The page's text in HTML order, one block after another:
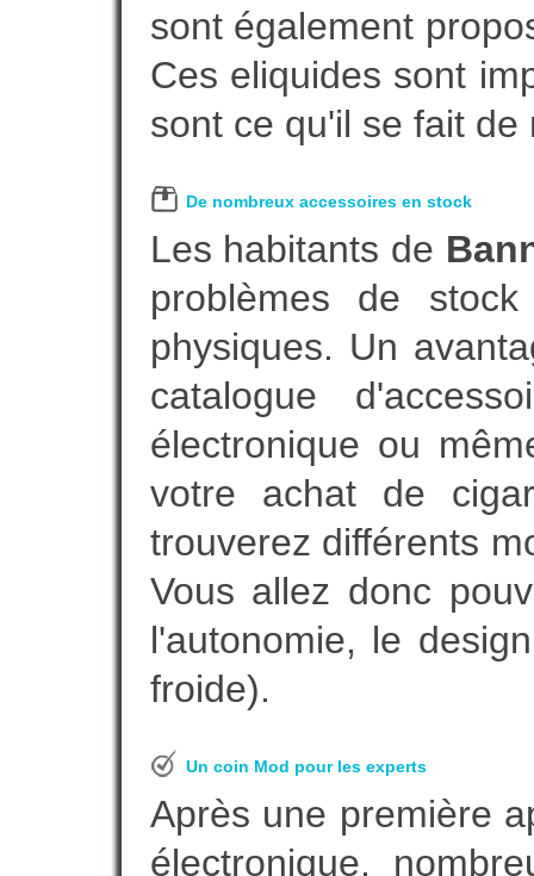
sont également
Ces eliquides sont
sont ce qu'il se fait
De nombreux accessoires en stock
Les habitants de
problèmes de
physiques. Un
catalogue
électronique ou
votre achat de
trouverez différents
Vous allez donc
l'autonomie, le
froide).
Un coin Mod pour les experts
Après une première
électronique,